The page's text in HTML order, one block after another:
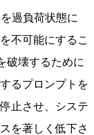
過負荷状態に
不可能にするこ
破壊するために
るプロンプトを
止させ、システ
を著しく低下さ